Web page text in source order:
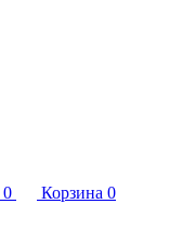
0 Корзина 0